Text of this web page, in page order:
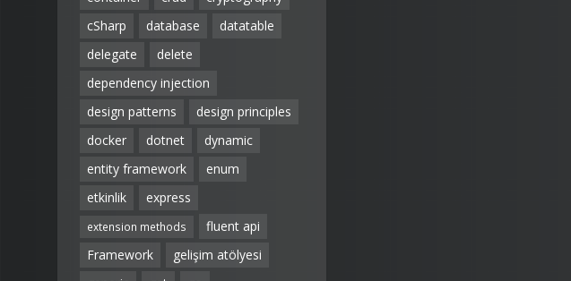
cSharp
database
datatable
delegate
delete
dependency injection
design patterns
design principles
docker
dotnet
dynamic
entity framework
enum
etkinlik
express
extension methods
fluent api
Framework
gelişim atölyesi